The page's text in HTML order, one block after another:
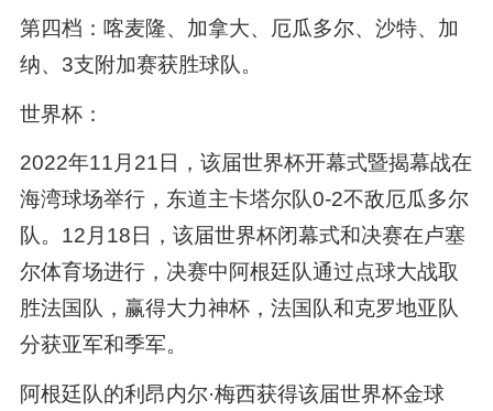
第四档：喀麦隆、加拿大、厄瓜多尔、沙特、加
纳、3支附加赛获胜球队。
世界杯：
2022年11月21日，该届世界杯开幕式暨揭幕战在
海湾球场举行，东道主卡塔尔队0-2不敌厄瓜多尔
队。12月18日，该届世界杯闭幕式和决赛在卢塞
尔体育场进行，决赛中阿根廷队通过点球大战取
胜法国队，赢得大力神杯，法国队和克罗地亚队
分获亚军和季军。
阿根廷队的利昂内尔·梅西获得该届世界杯金球